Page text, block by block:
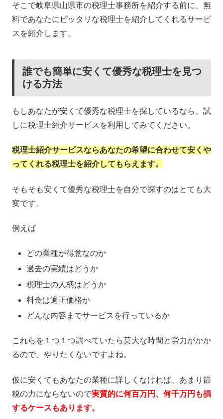
そこで岐阜県山県市の税理士事務所を紹介する前に、無
料であなたにピッタリな税理士を紹介してくれるサービ
スを紹介します。
誰でも簡単に安くて優秀な税理士を見つ
ける方法
もしあなたが安くて優秀な税理士を探しているなら、試
しに税理士紹介サービスを利用してみてください。
税理士紹介サービスならあなたの希望に合わせて安くや
ってくれる税理士を紹介してもらえます。
そもそも安くて優秀な税理士を自分で探すのはとても大
変です。
例えば
どの業種が得意なのか
過去の実績はどうか
税理士の人柄はどうか
料金は適正価格か
どんな内容までサービスを行っているか
これらを１つ１つ調べていたら莫大な時間と労力がかか
るので、やりたくないですよね。
仮に安くてもあなたの業種に詳しくなければ、あまり節
税の力にならないので実質的に何百万円、何千万円も損
するケースもあります。